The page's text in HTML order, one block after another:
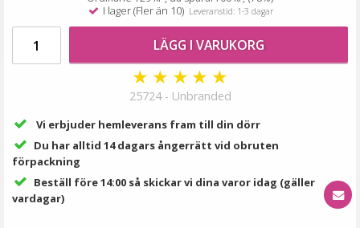
59 kr
I lager (Fler än 10)Leveranstid: 1-3 dagar
LÄGG I VARUKORG
★ ★ ★ ★ ★
25724 - Unbranded
Vi erbjuder hemleverans fram till din dörr
Du har alltid 14 dagars ångerrätt vid obruten
förpackning
Beställ före 14:00 så skickar vi dina varor idag (gäller
vardagar)